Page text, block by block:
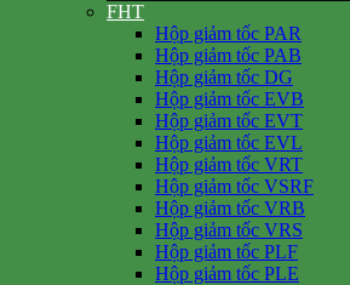
FHT
Hộp giảm tốc PAR
Hộp giảm tốc PAB
Hộp giảm tốc DG
Hộp giảm tốc EVB
Hộp giảm tốc EVT
Hộp giảm tốc EVL
Hộp giảm tốc VRT
Hộp giảm tốc VSRF
Hộp giảm tốc VRB
Hộp giảm tốc VRS
Hộp giảm tốc PLF
Hộp giảm tốc PLE